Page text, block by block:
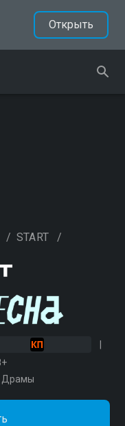
Открыть
/ START /
Драмы